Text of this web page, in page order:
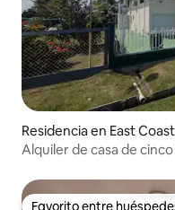
Residencia en East Coast
Alquiler de casa de
Favorito entre